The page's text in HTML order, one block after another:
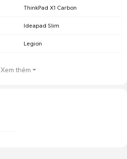
ThinkPad X1 Carbon
Ideapad Slim
Legion
Xem thêm